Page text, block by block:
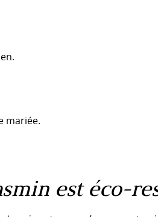
mariée.
est éco-